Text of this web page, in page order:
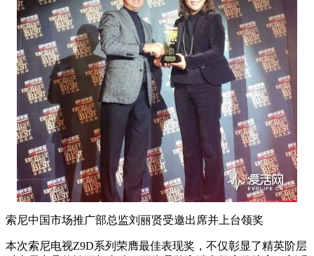
索尼中国市场推广部总监刘丽贤受邀出席并上台领奖
本次索尼电视Z9D系列荣膺最佳表现奖，不仅彰显了精英阶层